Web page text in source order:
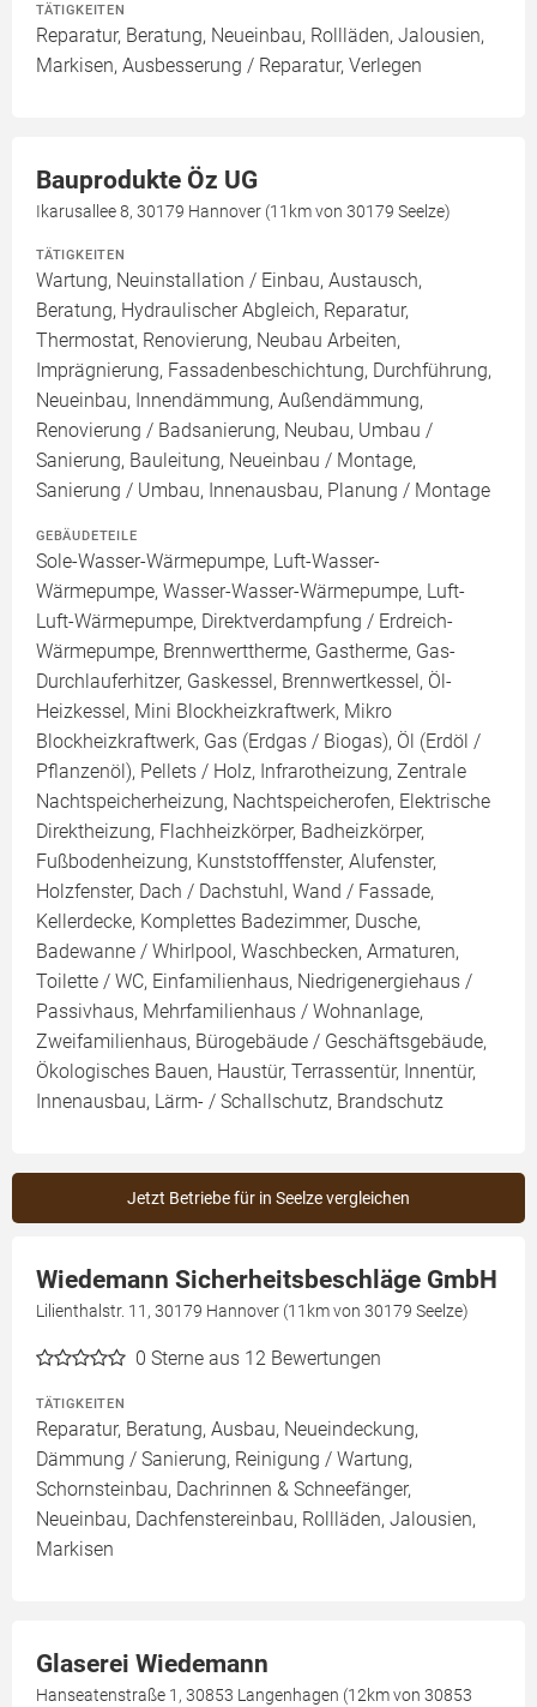
TÄTIGKEITEN
Reparatur, Beratung, Neueinbau, Rollläden, Jalousien,
Markisen, Ausbesserung / Reparatur, Verlegen
Bauprodukte Öz UG
Ikarusallee 8, 30179 Hannover (11km von 30179 Seelze)
TÄTIGKEITEN
Wartung, Neuinstallation / Einbau, Austausch,
Beratung, Hydraulischer Abgleich, Reparatur,
Thermostat, Renovierung, Neubau Arbeiten,
Imprägnierung, Fassadenbeschichtung, Durchführung,
Neueinbau, Innendämmung, Außendämmung,
Renovierung / Badsanierung, Neubau, Umbau /
Sanierung, Bauleitung, Neueinbau / Montage,
Sanierung / Umbau, Innenausbau, Planung / Montage
GEBÄUDETEILE
Sole-Wasser-Wärmepumpe, Luft-Wasser-
Wärmepumpe, Wasser-Wasser-Wärmepumpe, Luft-
Luft-Wärmepumpe, Direktverdampfung / Erdreich-
Wärmepumpe, Brennwerttherme, Gastherme, Gas-
Durchlauferhitzer, Gaskessel, Brennwertkessel, Öl-
Heizkessel, Mini Blockheizkraftwerk, Mikro
Blockheizkraftwerk, Gas (Erdgas / Biogas), Öl (Erdöl /
Pflanzenöl), Pellets / Holz, Infrarotheizung, Zentrale
Nachtspeicherheizung, Nachtspeicherofen, Elektrische
Direktheizung, Flachheizkörper, Badheizkörper,
Fußbodenheizung, Kunststofffenster, Alufenster,
Holzfenster, Dach / Dachstuhl, Wand / Fassade,
Kellerdecke, Komplettes Badezimmer, Dusche,
Badewanne / Whirlpool, Waschbecken, Armaturen,
Toilette / WC, Einfamilienhaus, Niedrigenergiehaus /
Passivhaus, Mehrfamilienhaus / Wohnanlage,
Zweifamilienhaus, Bürogebäude / Geschäftsgebäude,
Ökologisches Bauen, Haustür, Terrassentür, Innentür,
Innenausbau, Lärm- / Schallschutz, Brandschutz
Jetzt Betriebe für in Seelze vergleichen
Wiedemann Sicherheitsbeschläge GmbH
Lilienthalstr. 11, 30179 Hannover (11km von 30179 Seelze)
0 Sterne aus 12 Bewertungen
TÄTIGKEITEN
Reparatur, Beratung, Ausbau, Neueindeckung,
Dämmung / Sanierung, Reinigung / Wartung,
Schornsteinbau, Dachrinnen & Schneefänger,
Neueinbau, Dachfenstereinbau, Rollläden, Jalousien,
Markisen
Glaserei Wiedemann
Hanseatenstraße 1, 30853 Langenhagen (12km von 30853